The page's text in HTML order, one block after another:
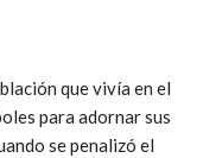
que vivía en el
para adornar sus
se penalizó el